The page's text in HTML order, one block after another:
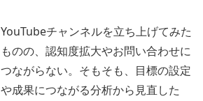
YouTubeチャンネルを立ち上げてみた
ものの、認知度拡大やお問い合わせに
つながらない。そもそも、目標の設定
や成果につながる分析から見直した